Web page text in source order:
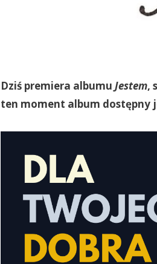
Dziś premiera albumu Jestem,
ten moment album dostępny